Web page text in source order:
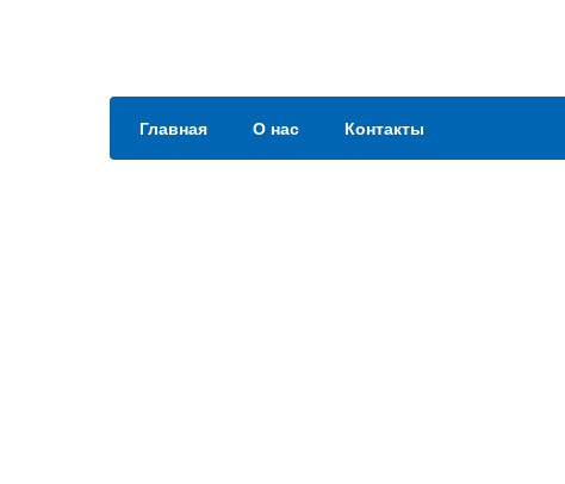
Главная О нас Контакты